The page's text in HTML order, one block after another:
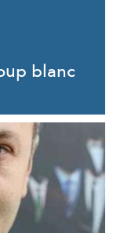
blanc